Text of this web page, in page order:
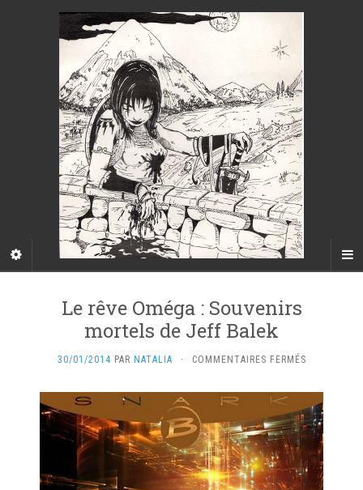
Le rêve Oméga : Souvenirs
mortels de Jeff Balek
30/01/2014 PAR NATALIA · COMMENTAIRES FERMÉSSUR
RÊVE
OMÉGA
:
SOUVENIRS
MORTELS
DE
JEFF